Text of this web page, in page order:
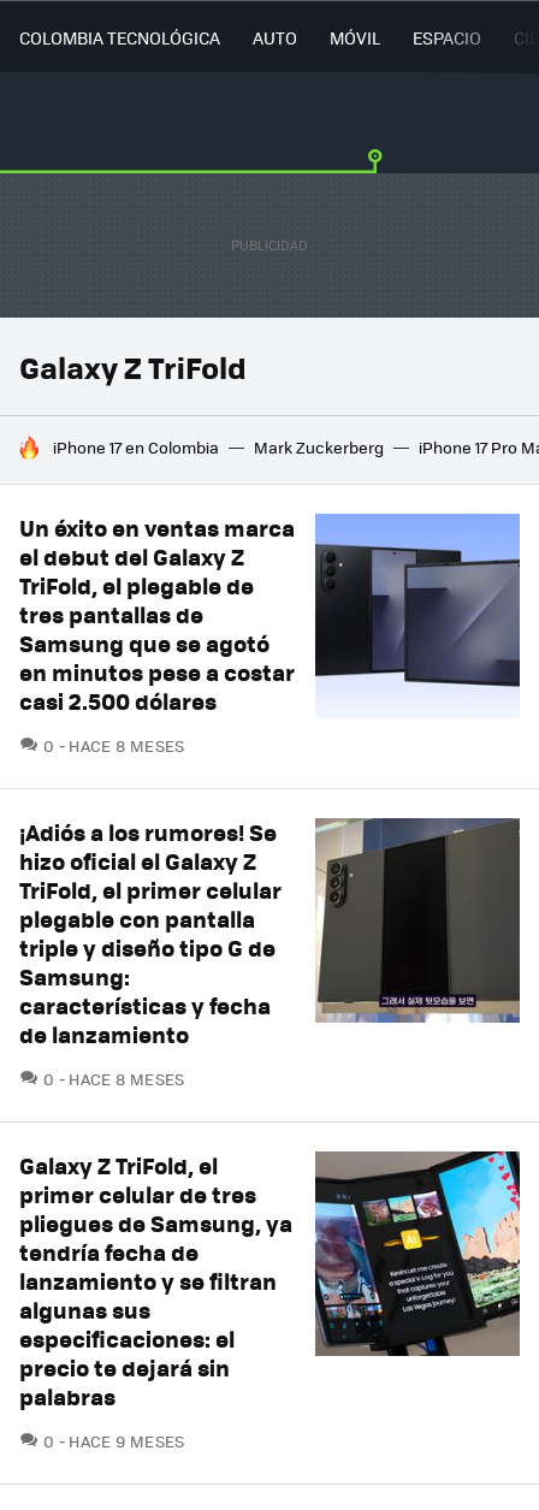
COLOMBIA TECNOLÓGICA AUTO MÓVIL ESPACIO
Galaxy Z TriFold
HOY SE HABLA DE
iPhone 17 en Colombia Mark Zuckerberg iPhone 17 Pro
Un éxito en ventas marca
el debut del Galaxy Z
TriFold, el plegable de
tres pantallas de
Samsung que se agotó
en minutos pese a costar
casi 2.500 dólares
0 COMENTARIOS
HACE 8 MESES
¡Adiós a los rumores! Se
hizo oficial el Galaxy Z
TriFold, el primer celular
plegable con pantalla
triple y diseño tipo G de
Samsung:
características y fecha
de lanzamiento
0 COMENTARIOS
HACE 8 MESES
Galaxy Z TriFold, el
primer celular de tres
pliegues de Samsung, ya
tendría fecha de
lanzamiento y se filtran
algunas sus
especificaciones: el
precio te dejará sin
palabras
0 COMENTARIOS
HACE 9 MESES